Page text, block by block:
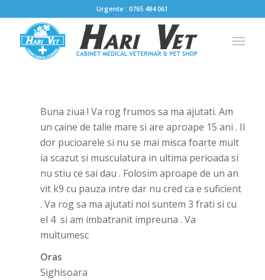
Urgente : 0765 484 061
Buna ziua ! Va rog frumos sa ma ajutati. Am
un caine de talie mare si are aproape 15 ani . Il
dor pucioarele si nu se mai misca foarte mult
ia scazut si musculatura in ultima perioada si
nu stiu ce sai dau . Folosim aproape de un an
vit k9 cu pauza intre dar nu cred ca e suficient
. Va rog sa ma ajutati noi suntem 3 frati si cu
el 4 si am imbatranit impreuna . Va
multumesc
Oras
Sighisoara